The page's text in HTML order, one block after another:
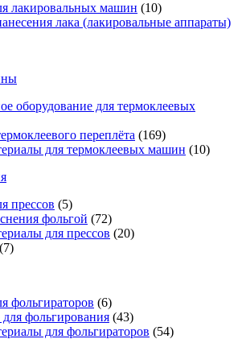
лакировальных машин (10)
лака (лакировальные аппараты)
оборудование для термоклеевых
переплёта (169)
для термоклеевых машин (10)
прессов (5)
фольгой (72)
для прессов (20)
(7)
фольгираторов (6)
фольгирования (43)
для фольгираторов (54)